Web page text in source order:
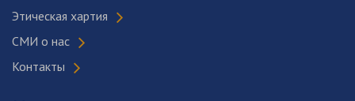
Этическая хартия
СМИ о нас
Контакты